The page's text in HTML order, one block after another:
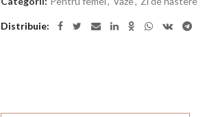
Distribuie